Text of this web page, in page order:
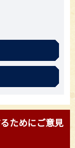
ためにご意見